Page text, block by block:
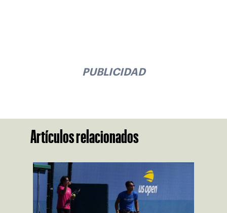
PUBLICIDAD
Artículos relacionados